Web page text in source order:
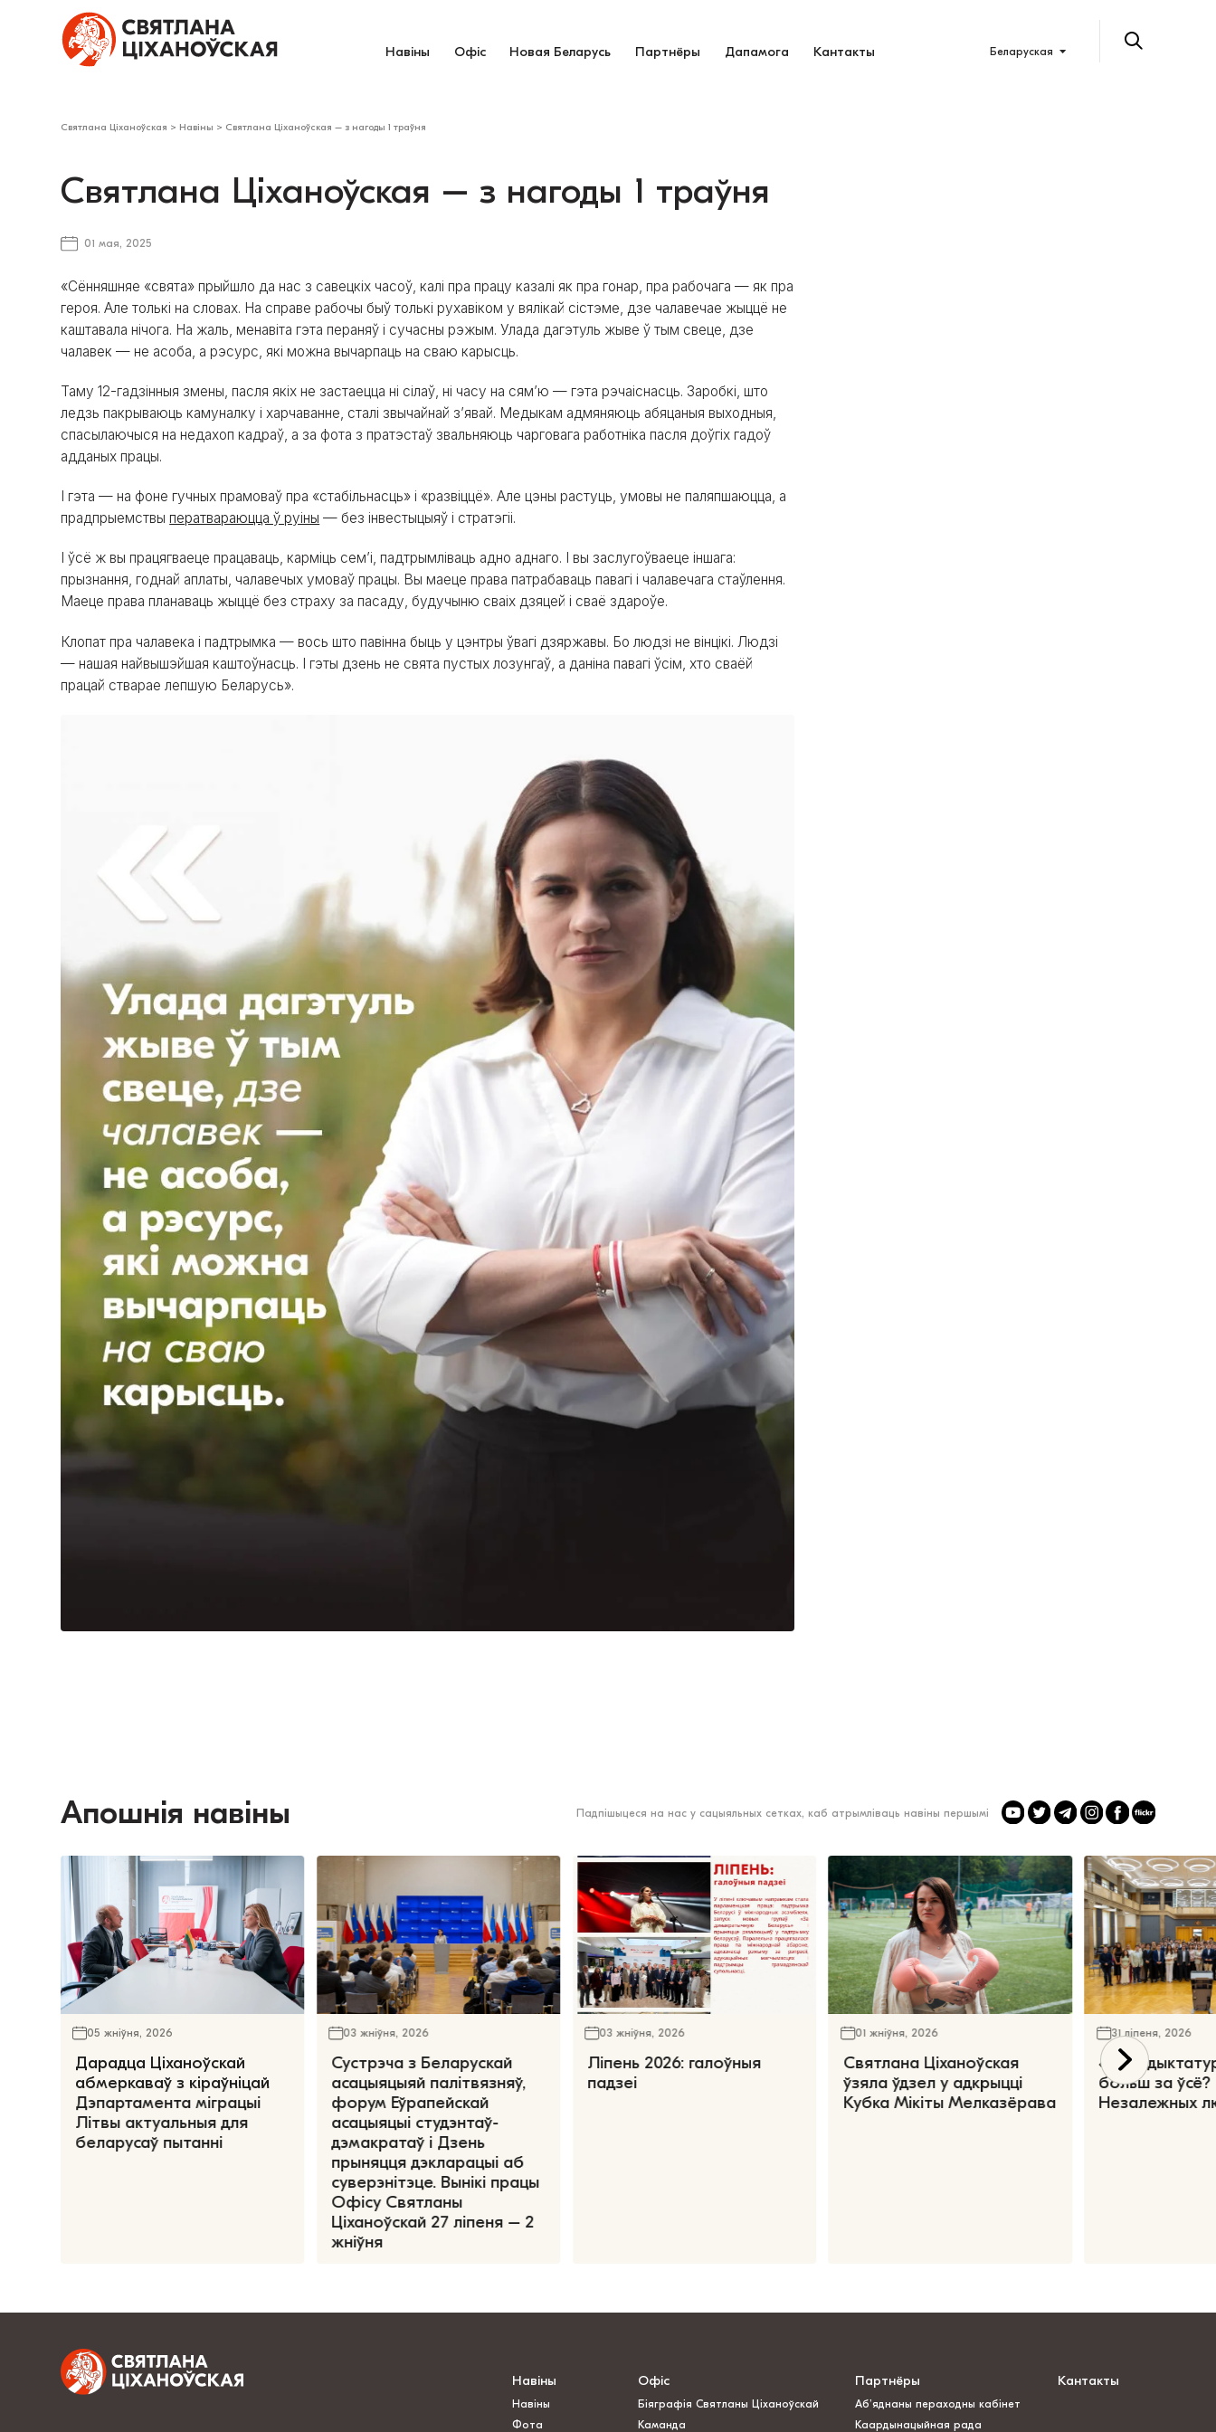
Навіны Офіс Новая Беларусь Партнёры Дапамога Кантакты Беларуская
Святлана Ціханоўская > Навіны > Святлана Ціханоўская – з нагоды 1 траўня
Святлана Ціханоўская – з нагоды 1 траўня
01 мая, 2025
«Сённяшняе «свята» прыйшло да нас з савецкіх часоў, калі пра працу казалі як пра гонар, пра рабочага — як пра
героя. Але толькі на словах. На справе рабочы быў толькі рухавіком у вялікай сістэме, дзе чалавечае жыццё не
каштавала нічога. На жаль, менавіта гэта пераняў і сучасны рэжым. Улада дагэтуль жыве ў тым свеце, дзе
чалавек — не асоба, а рэсурс, які можна вычарпаць на сваю карысць.
Таму 12-гадзінныя змены, пасля якіх не застаецца ні сілаў, ні часу на сям’ю — гэта рэчаіснасць. Заробкі, што
ледзь пакрываюць камуналку і харчаванне, сталі звычайнай з’явай. Медыкам адмяняюць абяцаныя выходныя,
спасылаючыся на недахоп кадраў, а за фота з пратэстаў звальняюць чарговага работніка пасля доўгіх гадоў
адданых працы.
І гэта — на фоне гучных прамоваў пра «стабільнасць» і «развіццё». Але цэны растуць, умовы не паляпшаюцца, а
прадпрыемствыператвараюцца ў руіны — без інвестыцыяў і стратэгіі.
І ўсё ж вы працягваеце працаваць, карміць сем’і, падтрымліваць адно аднаго. І вы заслугоўваеце іншага:
прызнання, годнай аплаты, чалавечых умоваў працы. Вы маеце права патрабаваць павагі і чалавечага стаўлення.
Маеце права планаваць жыццё без страху за пасаду, будучыню сваіх дзяцей і сваё здароўе.
Клопат пра чалавека і падтрымка — вось што павінна быць у цэнтры ўвагі дзяржавы. Бо людзі не вінцікі. Людзі
— нашая найвышэйшая каштоўнасць. І гэты дзень не свята пустых лозунгаў, а даніна павагі ўсім, хто сваёй
працай стварае лепшую Беларусь».
Апошнія навіны Падпішыцеся на нас у сацыяльных сетках, каб атрымліваць навіны першымі
05 жніўня, 2026
Дарадца Ціханоўскай
абмеркаваў з кіраўніцай
Дэпартамента міграцыі
Літвы актуальныя для
беларусаў пытанні
03 жніўня, 2026
Сустрэча з Беларускай
асацыяцыяй палітвязняў,
форум Еўрапейскай
асацыяцыі студэнтаў-
дэмакратаў і Дзень
прыняцця дэкларацыі аб
суверэнітэце. Вынікі працы
Офісу Святланы
Ціханоўскай 27 ліпеня – 2
жніўня
03 жніўня, 2026
Ліпень 2026: галоўныя
падзеі
01 жніўня, 2026
Святлана Ціханоўская
ўзяла ўдзел у адкрыцці
Кубка Мікіты Мелказёрава
31 ліпеня, 2026
«Чаго
больш за ўсё?
Незалежных
Навіны
Навіны
Фота
Офіс
Біяграфія Святланы Ціханоўскай
Каманда
Партнёры
Аб’яднаны пераходны кабінет
Каардынацыйная рада
Кантакты